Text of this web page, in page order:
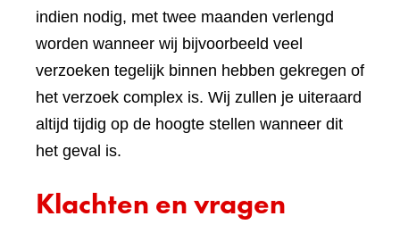
indien nodig, met twee maanden verlengd
worden wanneer wij bijvoorbeeld veel
verzoeken tegelijk binnen hebben gekregen of
het verzoek complex is. Wij zullen je uiteraard
altijd tijdig op de hoogte stellen wanneer dit
het geval is.
Klachten en vragen